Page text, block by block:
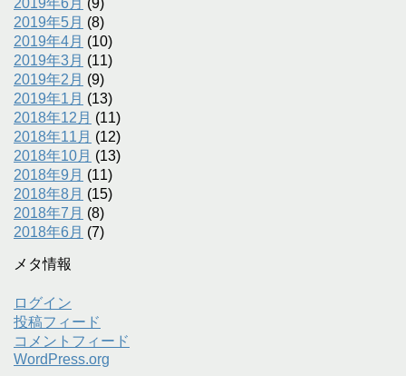
2019年5月 (8)
2019年4月 (10)
2019年3月 (11)
2019年2月 (9)
2019年1月 (13)
2018年12月 (11)
2018年11月 (12)
2018年10月 (13)
2018年9月 (11)
2018年8月 (15)
2018年7月 (8)
2018年6月 (7)
メタ情報
ログイン
投稿フィード
コメントフィード
WordPress.org